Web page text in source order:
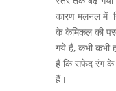
कारण मलनल में
के केमिकल की
गये हैं, कभी कभी
हैं कि सफेद रंग के
हैं।